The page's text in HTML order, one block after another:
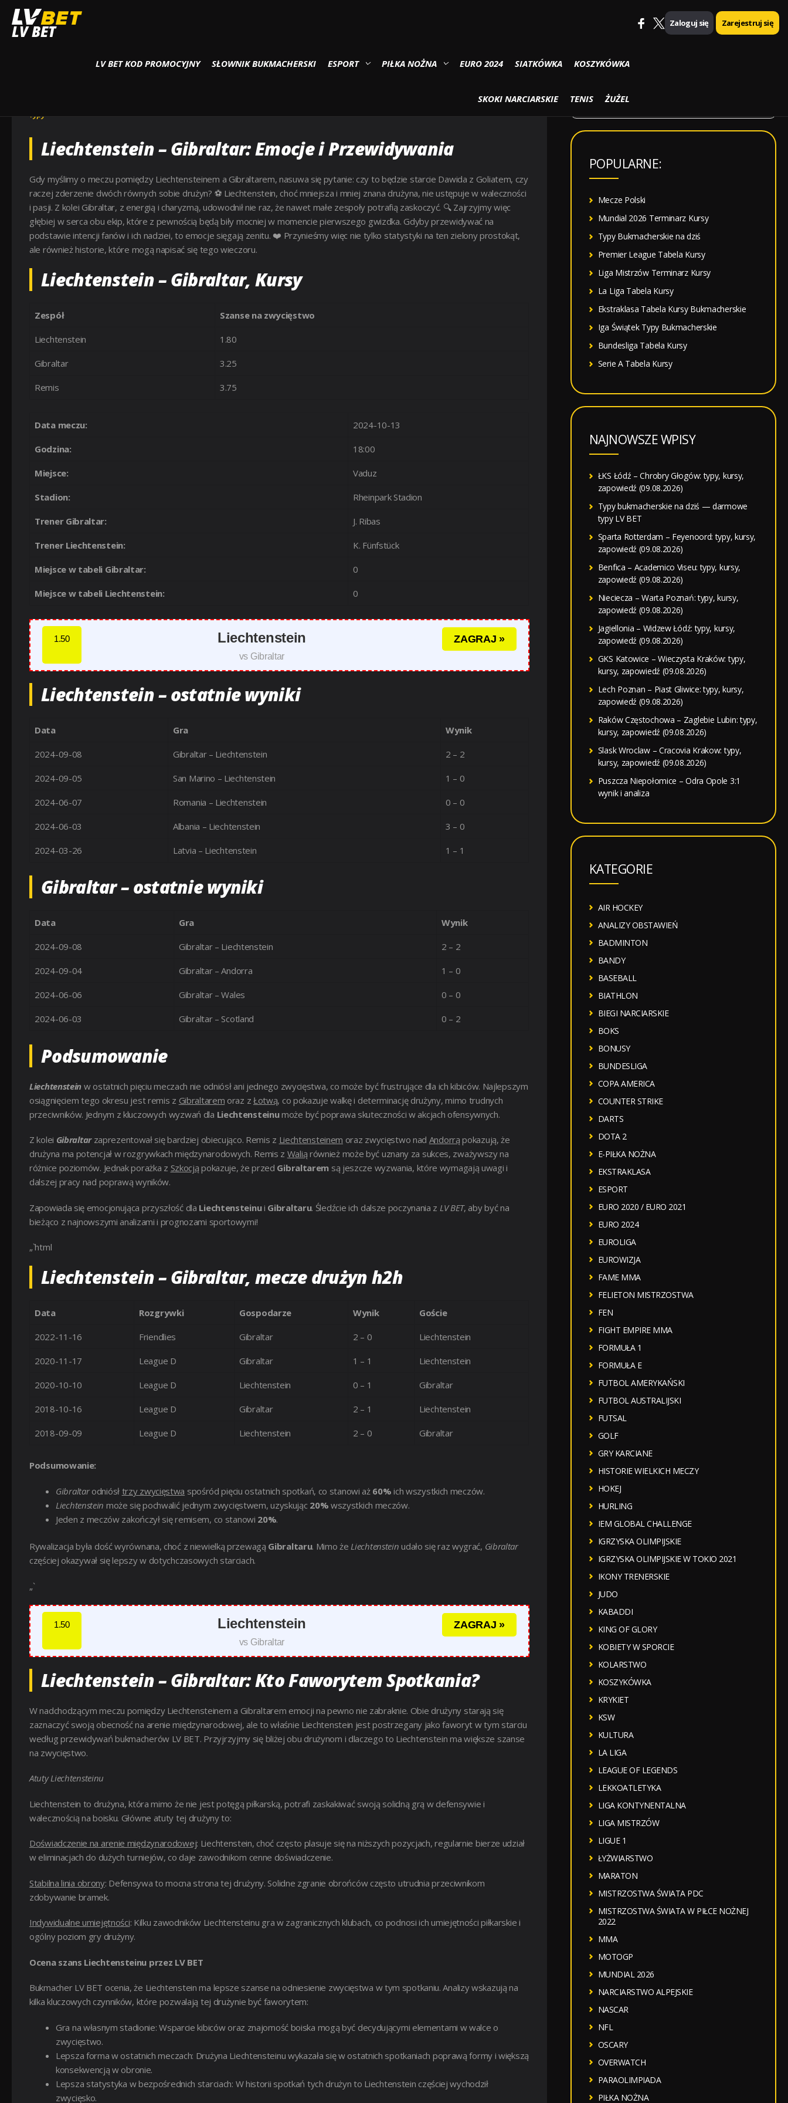
LV BET
LV BET KOD PROMOCYJNY SŁOWNIK BUKMACHERSKI ESPORT PIŁKA NOŻNA EURO 2024 SIATKÓWKA KOSZYKÓWKA
SKOKI NARCIARSKIE TENIS ŻUŻEL
Zaloguj się Zarejestruj się
Strona główna Typy
LIECHTENSTEIN- GIBRALTAR ( 2024-10-13 18:00 ) KURSY, TYPY
Typy
Liechtenstein – Gibraltar: Emocje i Przewidywania
Gdy myślimy o meczu pomiędzy Liechtensteinem a Gibraltarem, nasuwa się pytanie: czy to będzie starcie Dawida z Goliatem, czy
raczej zderzenie dwóch równych sobie drużyn? ⚽ Liechtenstein, choć mniejsza i mniej znana drużyna, nie ustępuje w waleczności
i pasji. Z kolei Gibraltar, z energią i charyzmą, udowodnił nie raz, że nawet małe zespoły potrafią zaskoczyć. 🔍 Zajrzyjmy więc
głębiej w serca obu ekip, które z pewnością będą biły mocniej w momencie pierwszego gwizdka. Gdyby przewidywać na
podstawie intencji fanów i ich nadziei, to emocje sięgają zenitu. ❤️ Przynieśmy więc nie tylko statystyki na ten zielony prostokąt,
ale również historie, które mogą napisać się tego wieczoru.
Liechtenstein – Gibraltar, Kursy
Zespół Szanse na zwycięstwo
Liechtenstein 1.80
Gibraltar 3.25
Remis 3.75
Data meczu: 2024-10-13
Godzina: 18:00
Miejsce: Vaduz
Stadion: Rheinpark Stadion
Trener Gibraltar: J. Ribas
Trener Liechtenstein: K. Fünfstück
Miejsce w tabeli Gibraltar: 0
Miejsce w tabeli Liechtenstein: 0
1.50 Liechtenstein
vs Gibraltar
ZAGRAJ »
Liechtenstein – ostatnie wyniki
Data Gra Wynik
2024-09-08 Gibraltar – Liechtenstein 2 – 2
2024-09-05 San Marino – Liechtenstein 1 – 0
2024-06-07 Romania – Liechtenstein 0 – 0
2024-06-03 Albania – Liechtenstein 3 – 0
2024-03-26 Latvia – Liechtenstein 1 – 1
Gibraltar – ostatnie wyniki
Data Gra Wynik
2024-09-08 Gibraltar – Liechtenstein 2 – 2
2024-09-04 Gibraltar – Andorra 1 – 0
2024-06-06 Gibraltar – Wales 0 – 0
2024-06-03 Gibraltar – Scotland 0 – 2
Podsumowanie
Liechtenstein w ostatnich pięciu meczach nie odniósł ani jednego zwycięstwa, co może być frustrujące dla ich kibiców. Najlepszym
osiągnięciem tego okresu jest remis z Gibraltarem oraz z Łotwą, co pokazuje walkę i determinację drużyny, mimo trudnych
przeciwników. Jednym z kluczowych wyzwań dla Liechtensteinumoże być poprawa skuteczności w akcjach ofensywnych.
Z kolei Gibraltarzaprezentował się bardziej obiecująco. Remis z Liechtensteinem oraz zwycięstwo nad Andorrą pokazują, że
drużyna ma potencjał w rozgrywkach międzynarodowych. Remis z Walią również może być uznany za sukces, zważywszy na
różnice poziomów. Jednak porażka z Szkocją pokazuje, że przed Gibraltarem są jeszcze wyzwania, które wymagają uwagi i
dalszej pracy nad poprawą wyników.
Zapowiada się emocjonująca przyszłość dla Liechtensteinui Gibraltaru. Śledźcie ich dalsze poczynania z LV BET, aby być na
bieżąco z najnowszymi analizami i prognozami sportowymi!
„`html
Liechtenstein – Gibraltar, mecze drużyn h2h
Data Rozgrywki Gospodarze Wynik Goście
2022-11-16 Friendlies Gibraltar 2 – 0 Liechtenstein
2020-11-17 League D Gibraltar 1 – 1 Liechtenstein
2020-10-10 League D Liechtenstein 0 – 1 Gibraltar
2018-10-16 League D Gibraltar 2 – 1 Liechtenstein
2018-09-09 League D Liechtenstein 2 – 0 Gibraltar
Podsumowanie:
Gibraltarodniósł trzy zwycięstwa spośród pięciu ostatnich spotkań, co stanowi aż 60% ich wszystkich meczów.
Liechtenstein może się pochwalić jednym zwycięstwem, uzyskując 20% wszystkich meczów.
Jeden z meczów zakończył się remisem, co stanowi 20%.
Rywalizacja była dość wyrównana, choć z niewielką przewagą Gibraltaru. Mimo żeLiechtenstein udało się raz wygrać, Gibraltar
częściej okazywał się lepszy w dotychczasowych starciach.
„`
1.50 Liechtenstein
vs Gibraltar
ZAGRAJ »
Liechtenstein – Gibraltar: Kto Faworytem Spotkania?
W nadchodzącym meczu pomiędzy Liechtensteinem a Gibraltarem emocji na pewno nie zabraknie. Obie drużyny starają się
zaznaczyć swoją obecność na arenie międzynarodowej, ale to właśnie Liechtenstein jest postrzegany jako faworyt w tym starciu
według przewidywań bukmacherów LV BET. Przyjrzyjmy się bliżej obu drużynom i dlaczego to Liechtenstein ma większe szanse
na zwycięstwo.
Atuty Liechtensteinu
Liechtenstein to drużyna, która mimo że nie jest potęgą piłkarską, potrafi zaskakiwać swoją solidną grą w defensywie i
walecznością na boisku. Główne atuty tej drużyny to:
Doświadczenie na arenie międzynarodowej: Liechtenstein, choć często plasuje się na niższych pozycjach, regularnie bierze udział
w eliminacjach do dużych turniejów, co daje zawodnikom cenne doświadczenie.
Stabilna linia obrony: Defensywa to mocna strona tej drużyny. Solidne zgranie obrońców często utrudnia przeciwnikom
zdobywanie bramek.
Indywidualne umiejętności: Kilku zawodników Liechtensteinu gra w zagranicznych klubach, co podnosi ich umiejętności piłkarskie i
ogólny poziom gry drużyny.
Ocena szans Liechtensteinu przez LV BET
Bukmacher LV BET ocenia, że Liechtenstein ma lepsze szanse na odniesienie zwycięstwa w tym spotkaniu. Analizy wskazują na
kilka kluczowych czynników, które pozwalają tej drużynie być faworytem:
Gra na własnym stadionie: Wsparcie kibiców oraz znajomość boiska mogą być decydującymi elementami w walce o
zwycięstwo.
Lepsza forma w ostatnich meczach: Drużyna Liechtensteinu wykazała się w ostatnich spotkaniach poprawą formy i większą
konsekwencją w obronie.
Lepsza statystyka w bezpośrednich starciach: W historii spotkań tych drużyn to Liechtenstein częściej wychodził
zwycięsko.
SZUKAJ
k
POPULARNE:
Mecze Polski
Mundial 2026 Terminarz Kursy
Typy Bukmacherskie na dziś
Premier League Tabela Kursy
Liga Mistrzów Terminarz Kursy
La Liga Tabela Kursy
Ekstraklasa Tabela Kursy Bukmacherskie
Iga Świątek Typy Bukmacherskie
Bundesliga Tabela Kursy
Serie A Tabela Kursy
NAJNOWSZE WPISY
ŁKS Łódź – Chrobry Głogów: typy, kursy,
zapowiedź (09.08.2026)
Typy bukmacherskie na dziś — darmowe
typy LV BET
Sparta Rotterdam – Feyenoord: typy, kursy,
zapowiedź (09.08.2026)
Benfica – Academico Viseu: typy, kursy,
zapowiedź (09.08.2026)
Nieciecza – Warta Poznań: typy, kursy,
zapowiedź (09.08.2026)
Jagiellonia – Widzew Łódź: typy, kursy,
zapowiedź (09.08.2026)
GKS Katowice – Wieczysta Kraków: typy,
kursy, zapowiedź (09.08.2026)
Lech Poznan – Piast Gliwice: typy, kursy,
zapowiedź (09.08.2026)
Raków Częstochowa – Zaglebie Lubin: typy,
kursy, zapowiedź (09.08.2026)
Slask Wroclaw – Cracovia Krakow: typy,
kursy, zapowiedź (09.08.2026)
Puszcza Niepołomice – Odra Opole 3:1
wynik i analiza
KATEGORIE
AIR HOCKEY
ANALIZY OBSTAWIEŃ
BADMINTON
BANDY
BASEBALL
BIATHLON
BIEGI NARCIARSKIE
BOKS
BONUSY
BUNDESLIGA
COPA AMERICA
COUNTER STRIKE
DARTS
DOTA 2
E-PIŁKA NOŻNA
EKSTRAKLASA
ESPORT
EURO 2020 / EURO 2021
EURO 2024
EUROLIGA
EUROWIZJA
FAME MMA
FELIETON MISTRZOSTWA
FEN
FIGHT EMPIRE MMA
FORMUŁA 1
FORMUŁA E
FUTBOL AMERYKAŃSKI
FUTBOL AUSTRALIJSKI
FUTSAL
GOLF
GRY KARCIANE
HISTORIE WIELKICH MECZY
HOKEJ
HURLING
IEM GLOBAL CHALLENGE
IGRZYSKA OLIMPIJSKIE
IGRZYSKA OLIMPIJSKIE W TOKIO 2021
IKONY TRENERSKIE
JUDO
KABADDI
KING OF GLORY
KOBIETY W SPORCIE
KOLARSTWO
KOSZYKÓWKA
KRYKIET
KSW
KULTURA
LA LIGA
LEAGUE OF LEGENDS
LEKKOATLETYKA
LIGA KONTYNENTALNA
LIGA MISTRZÓW
LIGUE 1
ŁYŻWIARSTWO
MARATON
MISTRZOSTWA ŚWIATA PDC
MISTRZOSTWA ŚWIATA W PIŁCE NOŻNEJ
2022
MMA
MOTOGP
MUNDIAL 2026
NARCIARSTWO ALPEJSKIE
NASCAR
NFL
OSCARY
OVERWATCH
PARAOLIMPIADA
PIŁKA NOŻNA